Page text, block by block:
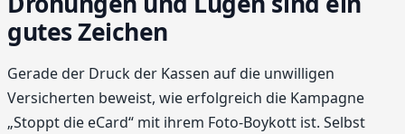
gutes Zeichen
Gerade der Druck der Kassen auf die unwilligen
Versicherten beweist, wie erfolgreich die Kampagne
„Stoppt die eCard“ mit ihrem Foto-Boykott ist. Selbst